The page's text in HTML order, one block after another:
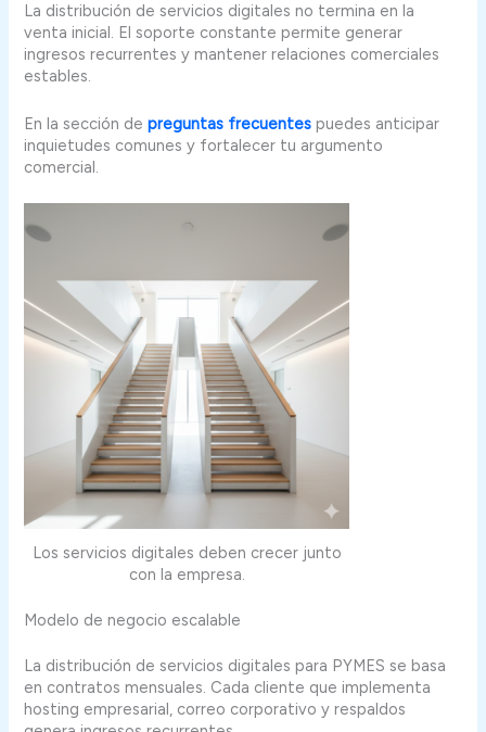
La distribución de servicios digitales no termina en la
venta inicial. El soporte constante permite generar
ingresos recurrentes y mantener relaciones comerciales
estables.
En la sección depreguntas frecuentes puedes anticipar
inquietudes comunes y fortalecer tu argumento
comercial.
Los servicios digitales deben crecer junto
con la empresa.
Modelo de negocio escalable
La distribución de servicios digitales para PYMES se basa
en contratos mensuales. Cada cliente que implementa
hosting empresarial, correo corporativo y respaldos